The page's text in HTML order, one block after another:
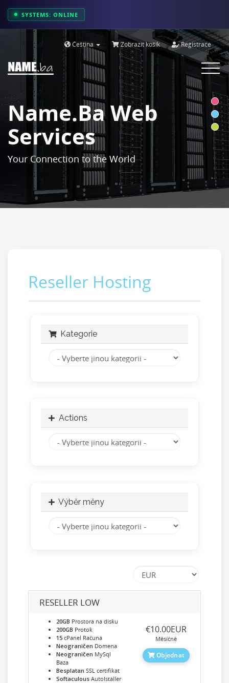
SYSTEMS: ONLINE
Čeština Zobrazit košík Registrace
Toggle
Name.ba Web
Services
Your Connection to the World
Reseller Hosting
Kategorie
Actions
Výběr měny
RESELLER LOW
20GB Prostora na disku
200GB Protok
15 cPanel Računa
Neograničen Domena
Neograničen MySql
Baza
Besplatan SSL certifikat
Softaculous AutoIstaller
‎€10.00EUR
Měsíčně
Objednat